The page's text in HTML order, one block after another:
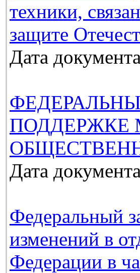
техники,
защите
Дата
ПОДДЕРЖКЕ
Дата
Федеральный
изменений в
Федерации в